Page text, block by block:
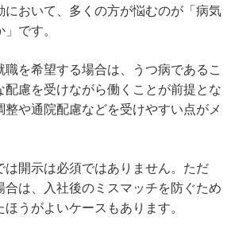
において、多くの方が悩むのが「病気
です。
を希望する場合は、うつ病であるこ
配慮を受けながら働くことが前提とな
整や通院配慮などを受けやすい点がメ
開示は必須ではありません。ただ
合は、入社後のミスマッチを防ぐため
うがよいケースもあります。